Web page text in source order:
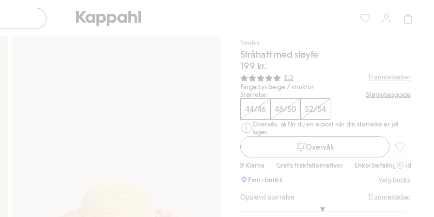
Newbie
Stråhatt med sløyfe
199 kr.
Gjennomsnittskarakter:
5.0 11 anmeldelser
Farge:Lys beige / struktur
Størrelse:
Størrelsesguide
44/46 48/50 52/54
Overvåk, så får du en e-post når din størrelse er på
lager.
Overvåk
Enkel betaling med Vipps & Klarna Gratis fraktalternativer
Enkel betaling med Vipps & Klarna
Finn i butikk
Velg butikk
Opplevd størrelse 11 anmeldelser